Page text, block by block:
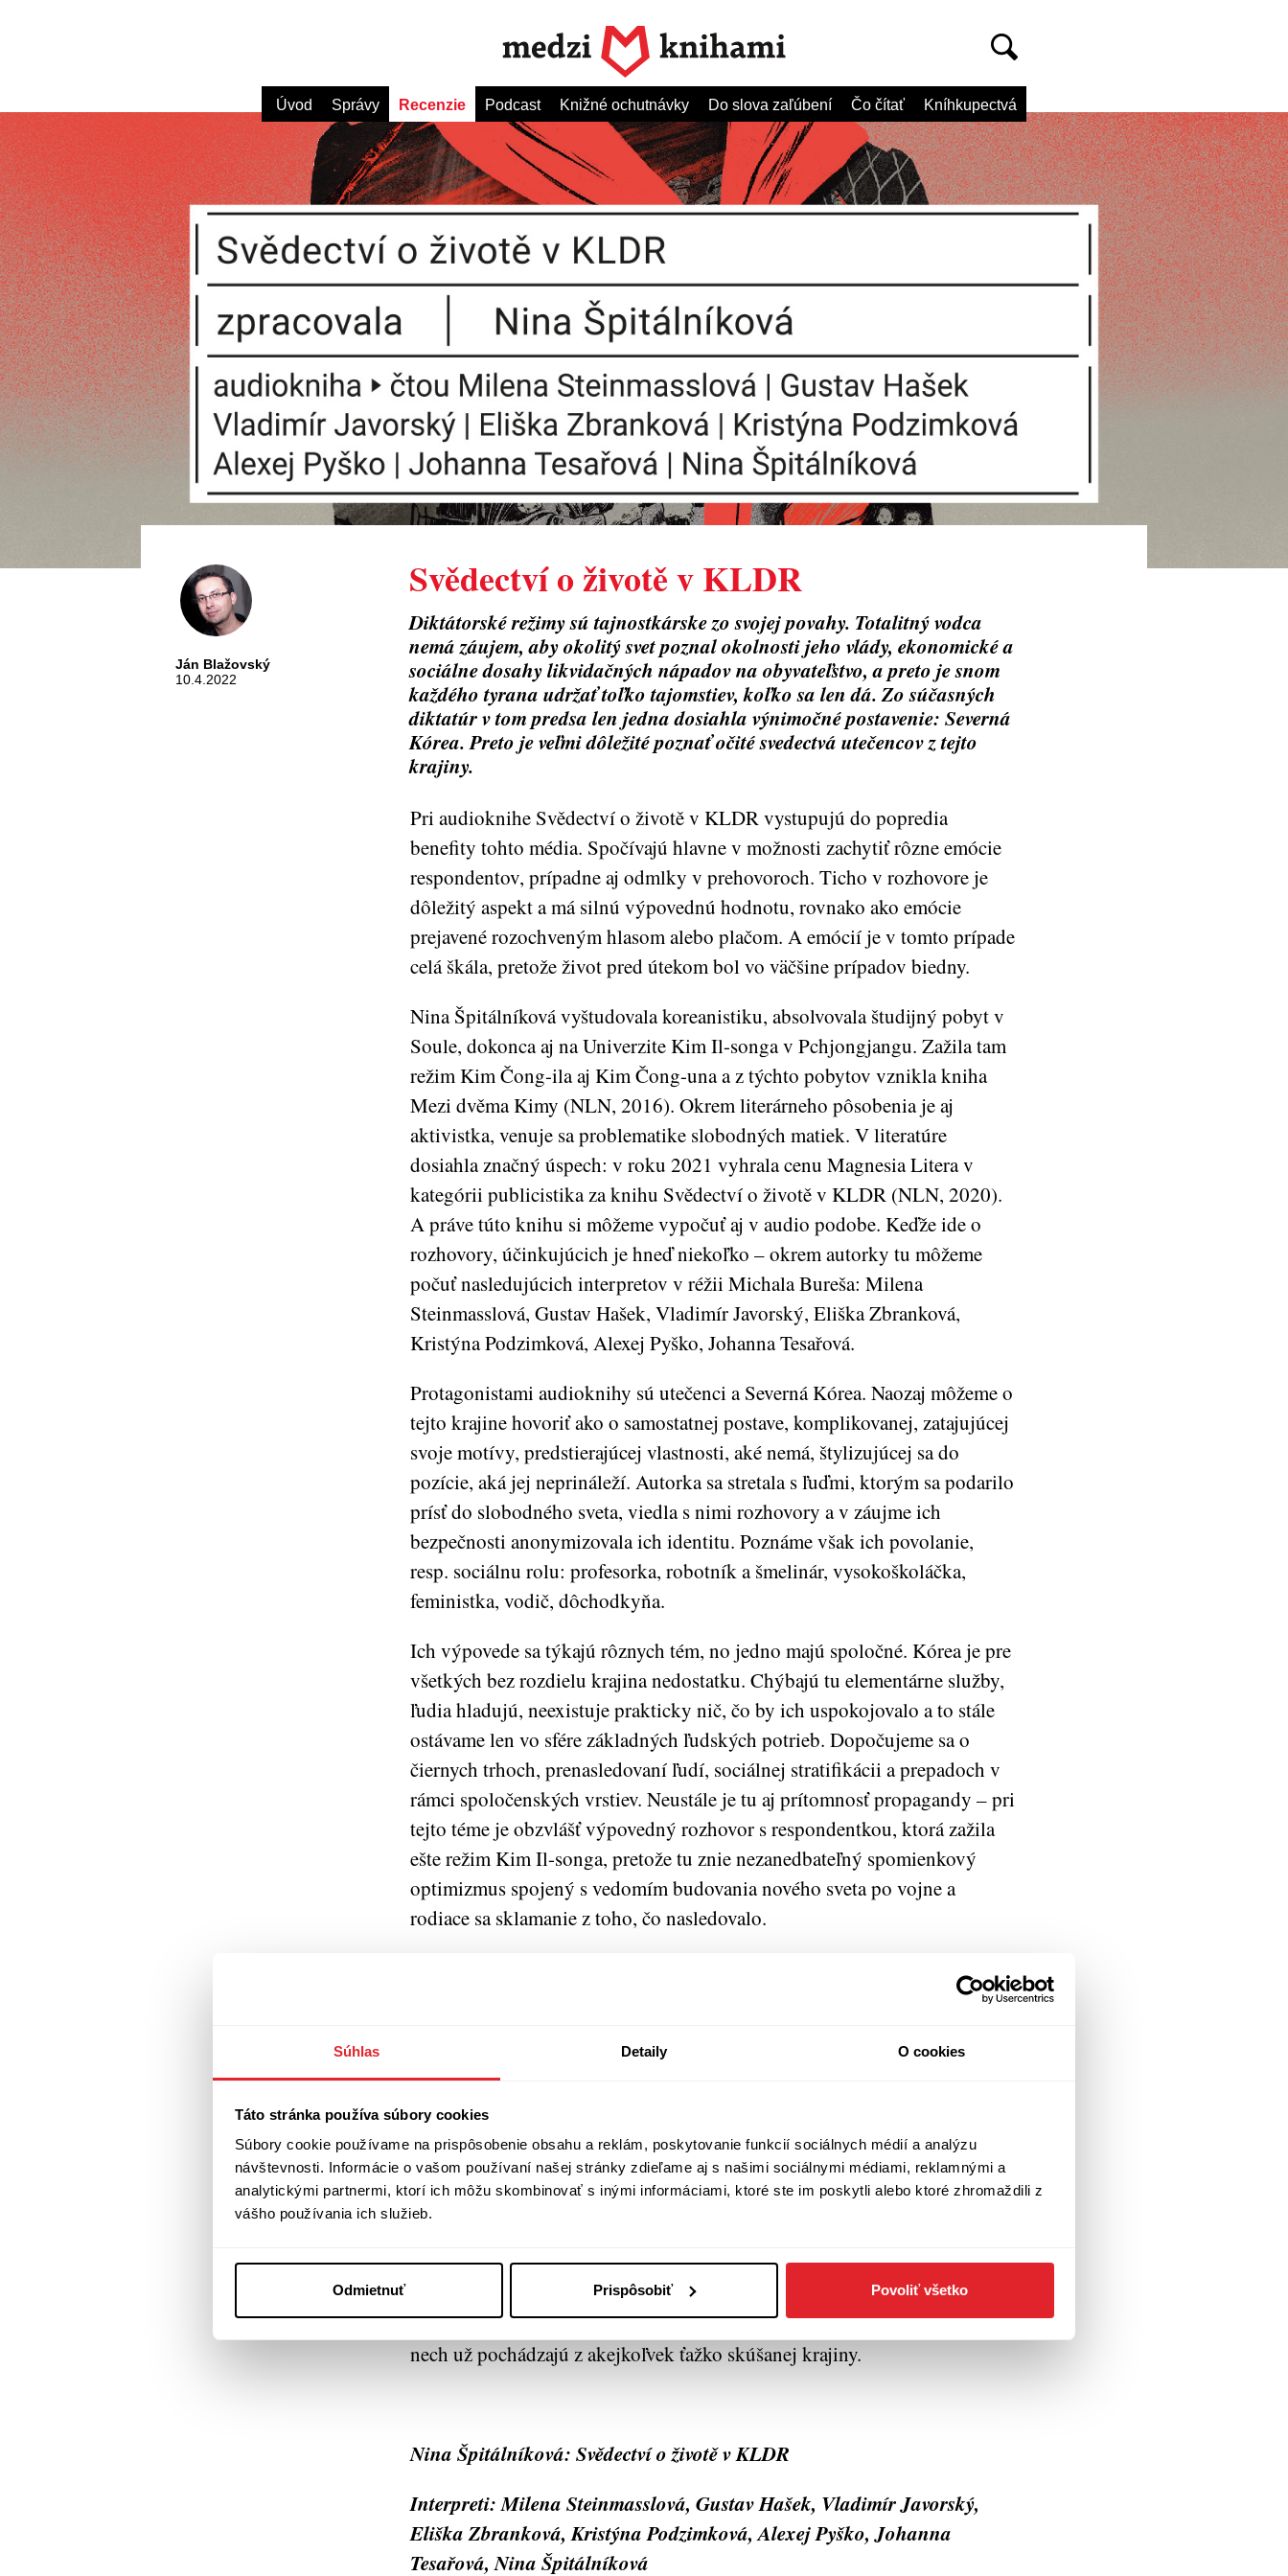
Súhlas Detaily O cookies
Táto stránka používa súbory cookies
Súbory cookie používame na prispôsobenie obsahu a reklám, poskytovanie funkcií sociálnych médií a analýzu
návštevnosti. Informácie o vašom používaní našej stránky zdieľame aj s našimi sociálnymi médiami, reklamnými a
analytickými partnermi, ktorí ich môžu skombinovať s inými informáciami, ktoré ste im poskytli alebo ktoré zhromaždili z
vášho používania ich služieb.
Odmietnuť Prispôsobiť Povoliť všetko
Úvod Správy Recenzie Podcast Knižné ochutnávky Do slova zaľúbení Čo čítať Kníhkupectvá
Ján Blažovský
10.4.2022
Svědectví o životě v KLDR
Diktátorské režimy sú tajnostkárske zo svojej povahy. Totalitný vodca
nemá záujem, aby okolitý svet poznal okolnosti jeho vlády, ekonomické a
sociálne dosahy likvidačných nápadov na obyvateľstvo, a preto je snom
každého tyrana udržať toľko tajomstiev, koľko sa len dá. Zo súčasných
diktatúr v tom predsa len jedna dosiahla výnimočné postavenie: Severná
Kórea. Preto je veľmi dôležité poznať očité svedectvá utečencov z tejto
krajiny.
Pri audioknihe Svědectví o životě v KLDR vystupujú do popredia
benefity tohto média. Spočívajú hlavne v možnosti zachytiť rôzne emócie
respondentov, prípadne aj odmlky v prehovoroch. Ticho v rozhovore je
dôležitý aspekt a má silnú výpovednú hodnotu, rovnako ako emócie
prejavené rozochveným hlasom alebo plačom. A emócií je v tomto prípade
celá škála, pretože život pred útekom bol vo väčšine prípadov biedny.
Nina Špitálníková vyštudovala koreanistiku, absolvovala študijný pobyt v
Soule, dokonca aj na Univerzite Kim Il-songa v Pchjongjangu. Zažila tam
režim Kim Čong-ila aj Kim Čong-una a z týchto pobytov vznikla kniha
Mezi dvěma Kimy (NLN, 2016). Okrem literárneho pôsobenia je aj
aktivistka, venuje sa problematike slobodných matiek. V literatúre
dosiahla značný úspech: v roku 2021 vyhrala cenu Magnesia Litera v
kategórii publicistika za knihu Svědectví o životě v KLDR (NLN, 2020).
A práve túto knihu si môžeme vypočuť aj v audio podobe. Keďže ide o
rozhovory, účinkujúcich je hneď niekoľko – okrem autorky tu môžeme
počuť nasledujúcich interpretov v réžii Michala Bureša: Milena
Steinmasslová, Gustav Hašek, Vladimír Javorský, Eliška Zbranková,
Kristýna Podzimková, Alexej Pyško, Johanna Tesařová.
Protagonistami audioknihy sú utečenci a Severná Kórea. Naozaj môžeme o
tejto krajine hovoriť ako o samostatnej postave, komplikovanej, zatajujúcej
svoje motívy, predstierajúcej vlastnosti, aké nemá, štylizujúcej sa do
pozície, aká jej neprináleží. Autorka sa stretala s ľuďmi, ktorým sa podarilo
prísť do slobodného sveta, viedla s nimi rozhovory a v záujme ich
bezpečnosti anonymizovala ich identitu. Poznáme však ich povolanie,
resp. sociálnu rolu: profesorka, robotník a šmelinár, vysokoškoláčka,
feministka, vodič, dôchodkyňa.
Ich výpovede sa týkajú rôznych tém, no jedno majú spoločné. Kórea je pre
všetkých bez rozdielu krajina nedostatku. Chýbajú tu elementárne služby,
ľudia hladujú, neexistuje prakticky nič, čo by ich uspokojovalo a to stále
ostávame len vo sfére základných ľudských potrieb. Dopočujeme sa o
čiernych trhoch, prenasledovaní ľudí, sociálnej stratifikácii a prepadoch v
rámci spoločenských vrstiev. Neustále je tu aj prítomnosť propagandy – pri
tejto téme je obzvlášť výpovedný rozhovor s respondentkou, ktorá zažila
ešte režim Kim Il-songa, pretože tu znie nezanedbateľný spomienkový
optimizmus spojený s vedomím budovania nového sveta po vojne a
rodiace sa sklamanie z toho, čo nasledovalo.
prítomná vo všetkých oblastiach života; strach prejaviť svoj názor; v istom
vlastnej vlády alebo komunity, priateľov, susedov. Každý respondent v
určitom okamihu vyhodnotil, že život v totalite sa už stal neznesiteľný a
rozhodol sa emigrovať. Rôznorodá povaha respondentov kládla aj odlišné
nároky na interpretov. Odlišnosti sa týkajú emócií spojených so
spomienkami, pretože nový život nepriniesol len potrebu socializovať sa v
úplne odlišnej krajine, ale dôležitý je aj fakt opustenia rodiny na severe.
viaceré rozhovory. Audioknihu by si určite mali vypočuť všetci, ktorých
zaujíma orálna história, povaha totalitných režimov z pohľadu
každodenného života, a tiež každý, komu nie je ľahostajný osud utečencov,
nech už pochádzajú z akejkoľvek ťažko skúšanej krajiny.
Nina Špitálníková: Svědectví o životě v KLDR
Interpreti: Milena Steinmasslová, Gustav Hašek, Vladimír Javorský,
Eliška Zbranková, Kristýna Podzimková, Alexej Pyško, Johanna
Tesařová, Nina Špitálníková